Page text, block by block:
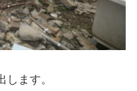
します。